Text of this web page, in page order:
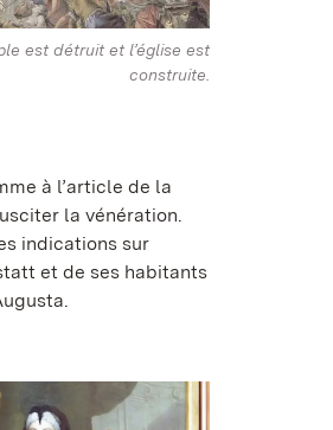
est détruit et l’église est
construite.
à l’article de la
la vénération.
indications sur
et de ses habitants